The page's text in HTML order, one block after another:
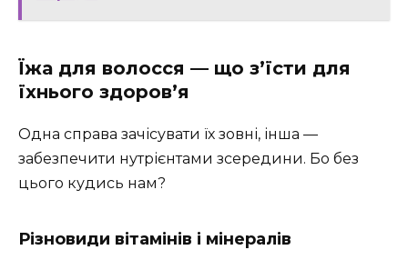
Їжа для волосся — що з’їсти для
їхнього здоров’я
Одна справа зачісувати їх зовні, інша —
забезпечити нутрієнтами зсередини. Бо без
цього кудись нам?
Різновиди вітамінів і мінералів